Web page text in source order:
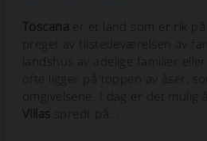
Toscana er et land som er rik
preget av tilstedeværelsen av
landshus av adelige familier
ofte ligger på toppen av åser,
omgivelsene. I dag er det mulig
Villas spredt på...